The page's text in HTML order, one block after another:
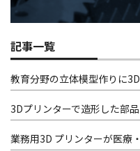
記事一覧
教育分野の立体模型作りに
3Dプリンターで造形した部
業務用3D プリンターが医療